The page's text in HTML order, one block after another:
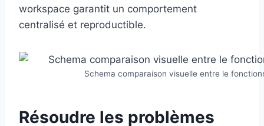
workspace garantit un comportement
centralisé et reproductible.
Schema comparaison visuelle entre le
Résoudre les problèmes